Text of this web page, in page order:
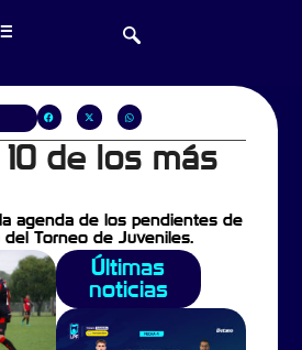
de los más
agenda de los pendientes de
Torneo de Juveniles.
Últimas
noticias